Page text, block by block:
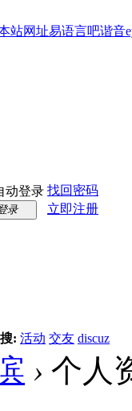
站网址易语言吧谐音
动登录 找回密码
录
立即注册
: 活动 交友 discuz
› 个人